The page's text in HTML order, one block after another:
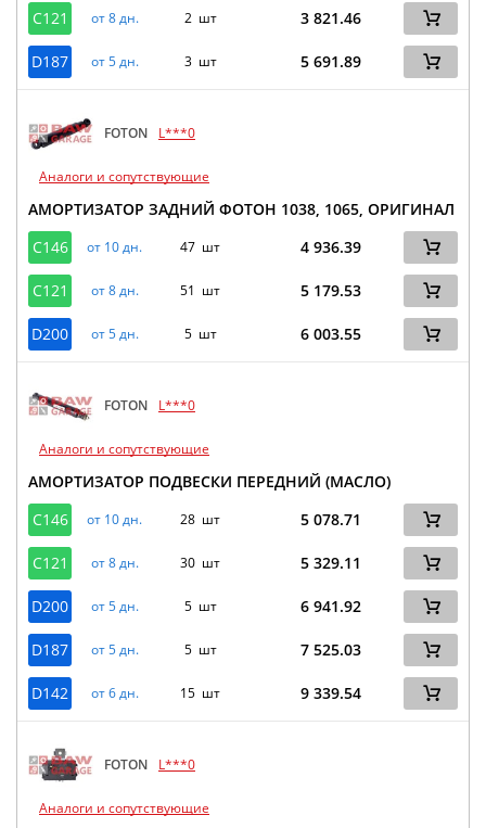
C121 от 8 дн. 2 шт 3 821.46
D187 от 5 дн. 3 шт 5 691.89
FOTON L***0
Аналоги и сопутствующие
АМОРТИЗАТОР ЗАДНИЙ ФОТОН 1038, 1065, ОРИГИНАЛ
C146
от 10 дн. 47 шт 4 936.39
C121 от 8 дн. 51 шт 5 179.53
D200 от 5 дн. 5 шт 6 003.55
FOTON L***0
Аналоги и сопутствующие
АМОРТИЗАТОР ПОДВЕСКИ ПЕРЕДНИЙ (МАСЛО)
C146
от 10 дн. 28 шт 5 078.71
C121 от 8 дн. 30 шт 5 329.11
D200 от 5 дн. 5 шт 6 941.92
D187 от 5 дн. 5 шт 7 525.03
D142 от 6 дн. 15 шт 9 339.54
FOTON L***0
Аналоги и сопутствующие